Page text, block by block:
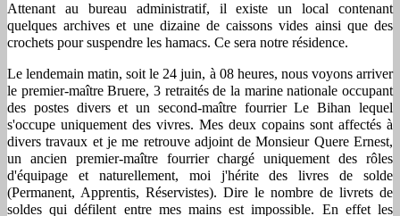
Attenant au bureau administratif, il existe un local contenant
quelques archives et une dizaine de caissons vides ainsi que des
crochets pour suspendre les hamacs. Ce sera notre résidence.
Le lendemain matin, soit le 24 juin, à 08 heures, nous voyons arriver
le premier-maître Bruere, 3 retraités de la marine nationale occupant
des postes divers et un second-maître fourrier Le Bihan lequel
s'occupe uniquement des vivres. Mes deux copains sont affectés à
divers travaux et je me retrouve adjoint de Monsieur Quere Ernest,
un ancien premier-maître fourrier chargé uniquement des rôles
d'équipage et naturellement, moi j'hérite des livres de solde
(Permanent, Apprentis, Réservistes). Dire le nombre de livrets de
soldes qui défilent entre mes mains est impossible. En effet les